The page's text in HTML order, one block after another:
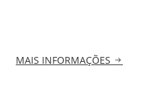
MAIS INFORMAÇÕES